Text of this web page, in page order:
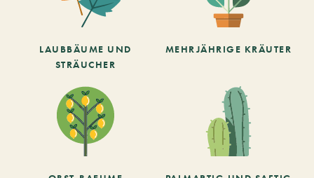
LAUBBÄUME UND
STRÄUCHER
MEHRJÄHRIGE KRÄUTER